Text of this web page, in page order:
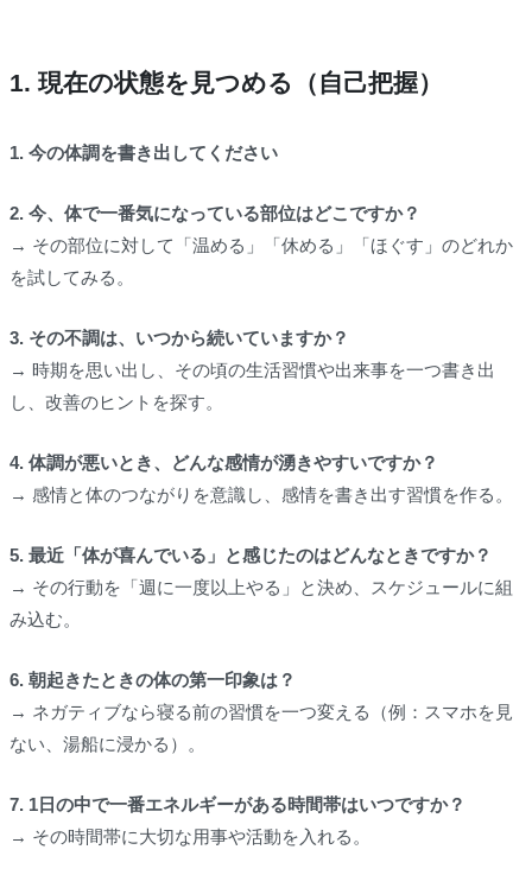
1. 現在の状態を見つめる（自己把握）
1. 今の体調を書き出してください
2. 今、体で一番気になっている部位はどこですか？
→ その部位に対して「温める」「休める」「ほぐす」のどれか
を試してみる。
3. その不調は、いつから続いていますか？
→ 時期を思い出し、その頃の生活習慣や出来事を一つ書き出
し、改善のヒントを探す。
4. 体調が悪いとき、どんな感情が湧きやすいですか？
→ 感情と体のつながりを意識し、感情を書き出す習慣を作る。
5. 最近「体が喜んでいる」と感じたのはどんなときですか？
→ その行動を「週に一度以上やる」と決め、スケジュールに組
み込む。
6. 朝起きたときの体の第一印象は？
→ ネガティブなら寝る前の習慣を一つ変える（例：スマホを見
ない、湯船に浸かる）。
7. 1日の中で一番エネルギーがある時間帯はいつですか？
→ その時間帯に大切な用事や活動を入れる。